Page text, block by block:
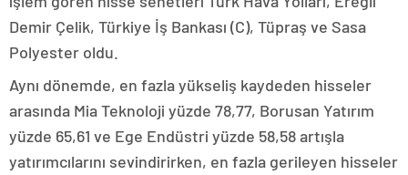
Demir Çelik, Türkiye İş Bankası (C), Tüpraş ve Sasa
Polyester oldu.
Aynı dönemde, en fazla yükseliş kaydeden hisseler
arasında Mia Teknoloji yüzde 78,77, Borusan Yatırım
yüzde 65,61 ve Ege Endüstri yüzde 58,58 artışla
yatırımcılarını sevindirirken, en fazla gerileyen hisseler